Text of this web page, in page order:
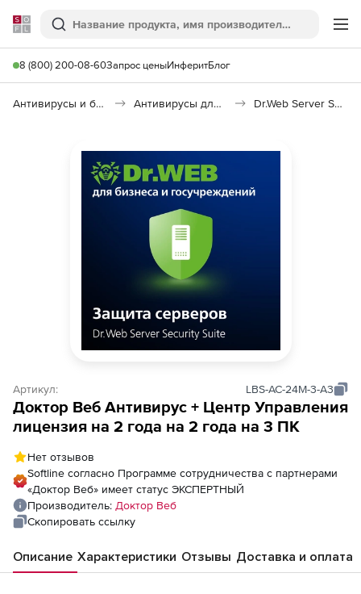
Softline
Поиск
8 (800) 200-08-60Запрос ценыИнферитБлог
Антивирусы и безопасность Антивирусы для организаций Dr.Web Server Security Suite Base Price
Артикул: LBS-AC-24M-3-A3
Доктор Веб Антивирус + Центр Управления
лицензия на 2 года на 2 года на 3 ПК
Нет отзывов
Softline согласно Программе сотрудничества с партнерами
«Доктор Веб» имеет статус ЭКСПЕРТНЫЙ
Производитель: Доктор Веб
Скопировать ссылку
Описание Характеристики Отзывы Доставка и оплата